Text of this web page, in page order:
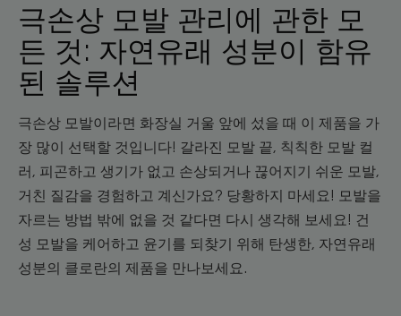
극손상 모발 관리에 관한 모
든 것: 자연유래 성분이 함유
된 솔루션
극손상 모발이라면 화장실 거울 앞에 섰을 때 이 제품을 가
장 많이 선택할 것입니다! 갈라진 모발 끝, 칙칙한 모발 컬
러, 피곤하고 생기가 없고 손상되거나 끊어지기 쉬운 모발,
거친 질감을 경험하고 계신가요? 당황하지 마세요! 모발을
자르는 방법 밖에 없을 것 같다면 다시 생각해 보세요! 건
성 모발을 케어하고 윤기를 되찾기 위해 탄생한, 자연유래
성분의 클로란의 제품을 만나보세요.